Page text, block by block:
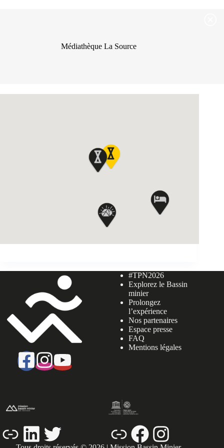
Médiathèque La Source
#TPN2026
Explorez le Bassin
minier
Prolongez
l’expérience
Nos partenaires
Espace presse
FAQ
Mentions légales
LienLinkedIn
Twitter LienFacebook
Instagram